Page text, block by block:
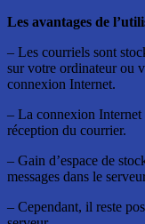
Les avantages de
– Les courriels sont
sur votre ordinateur ou
connexion Internet.
– La connexion Internet
réception du courrier.
– Gain d’espace de
messages dans le
– Cependant, il reste